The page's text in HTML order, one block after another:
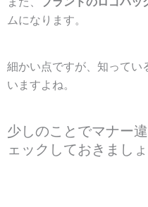
ムになります。
細かい点ですが、知ってい
いますよね。
少しのことでマナー
ェックしておきまし